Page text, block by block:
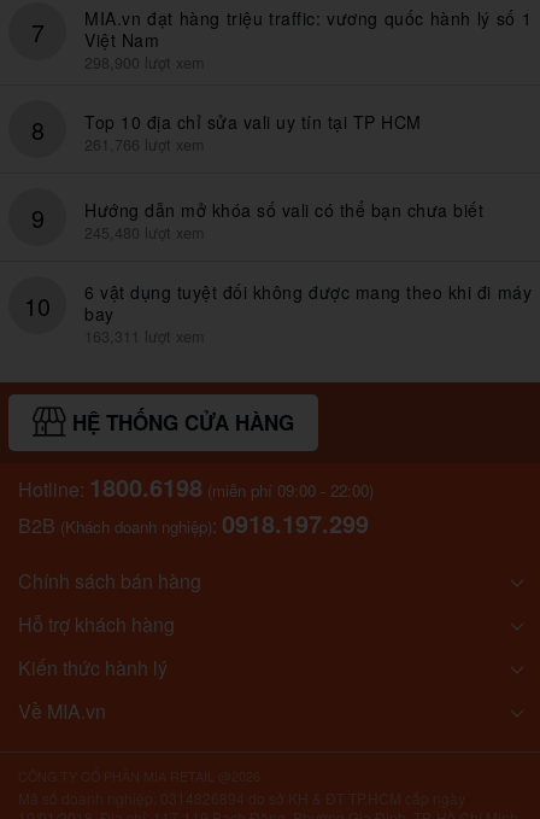
7
MIA.vn đạt hàng triệu traffic: vương quốc hành lý số 1
Việt Nam
298,900 lượt xem
8 Top 10 địa chỉ sửa vali uy tín tại TP HCM
261,766 lượt xem
9 Hướng dẫn mở khóa số vali có thể bạn chưa biết
245,480 lượt xem
10
6 vật dụng tuyệt đối không được mang theo khi đi máy
bay
163,311 lượt xem
Hotline:1800.6198
B2B(Khách doanh nghiệp)